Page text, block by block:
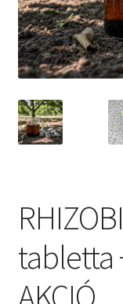
Kosár
tabletta